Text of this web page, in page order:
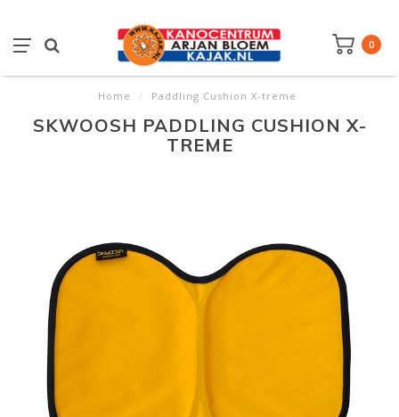
0
Home / Paddling Cushion X-treme
SKWOOSH PADDLING CUSHION X-
TREME